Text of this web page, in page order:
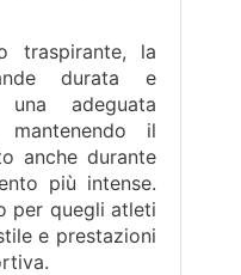
traspirante, la
durata e
adeguata
mantenendo il
anche durante
più intense.
per quegli atleti
e prestazioni